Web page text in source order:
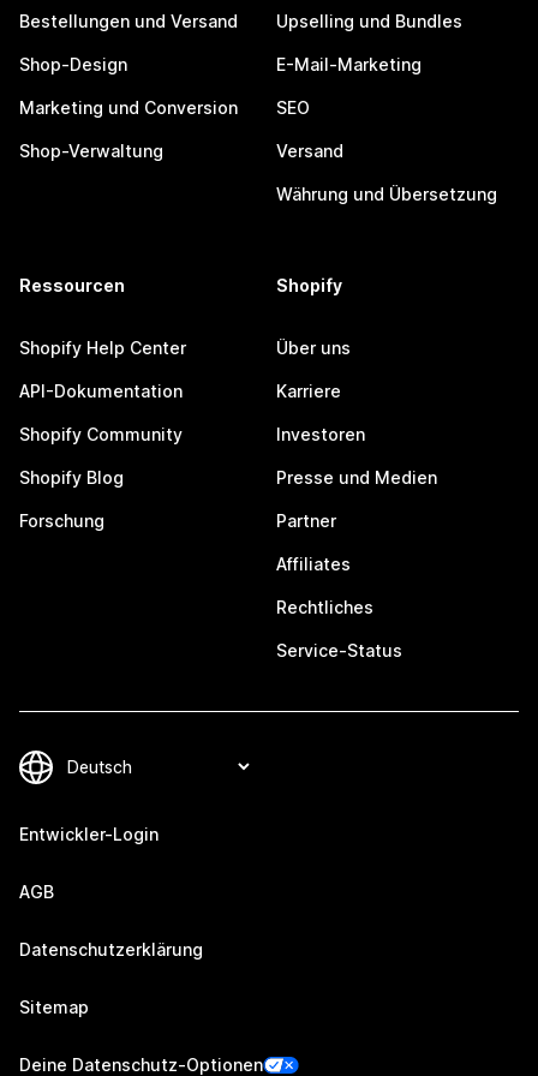
Bestellungen und Versand
Shop-Design
Marketing und Conversion
Shop-Verwaltung
Upselling und Bundles
E-Mail-Marketing
SEO
Versand
Währung und Übersetzung
Ressourcen
Shopify Help Center
API-Dokumentation
Shopify Community
Shopify Blog
Forschung
Shopify
Über uns
Karriere
Investoren
Presse und Medien
Partner
Affiliates
Rechtliches
Service-Status
Entwickler-Login
AGB
Datenschutzerklärung
Sitemap
Deine Datenschutz-Optionen